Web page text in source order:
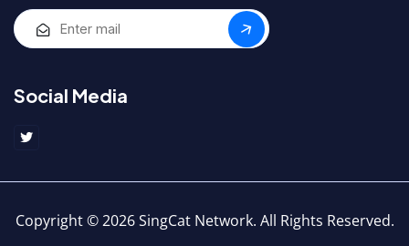
Social Media
Copyright © 2026 SingCat Network. All Rights Reserved.